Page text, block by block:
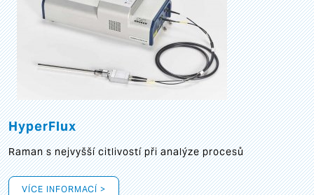
HyperFlux
Raman s nejvyšší citlivostí při analýze procesů
VÍCE INFORMACÍ >